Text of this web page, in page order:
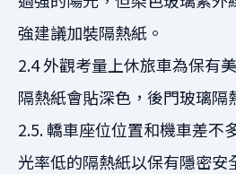
強建議加裝隔熱紙。
2.4 外觀考量上休旅車為保有
隔熱紙會貼深色，後門玻璃隔
2.5. 轎車座位位置和機車差不
光率低的隔熱紙以保有隱密安